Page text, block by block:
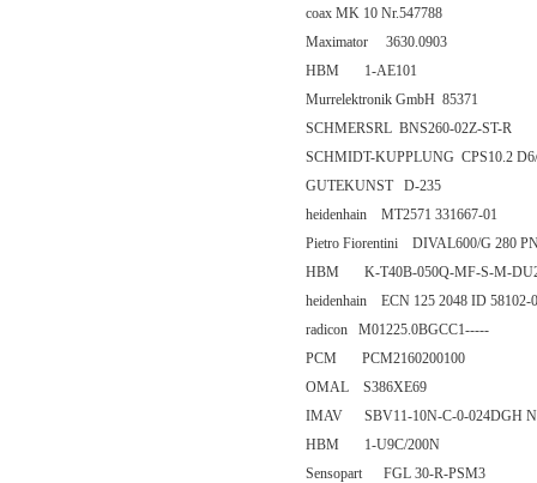
coax MK 10 Nr.547788
Maximator 3630.0903
HBM 1-AE101
Murrelektronik GmbH 85371
SCHMERSRL BNS260-02Z-ST-R
SCHMIDT-KUPPLUNG CPS10.2
GUTEKUNST D-235
heidenhain MT2571 331667-01
Pietro Fiorentini DIVAL600/G 280
HBM K-T40B-050Q-MF-S-M-
heidenhain ECN 125 2048 ID 58102-
radicon M01225.0BGCC1-----
PCM PCM2160200100
OMAL S386XE69
IMAV SBV11-10N-C-0-024DGH
HBM 1-U9C/200N
Sensopart FGL 30-R-PSM3